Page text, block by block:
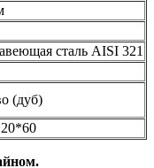
сталь AISI 321
(дуб)